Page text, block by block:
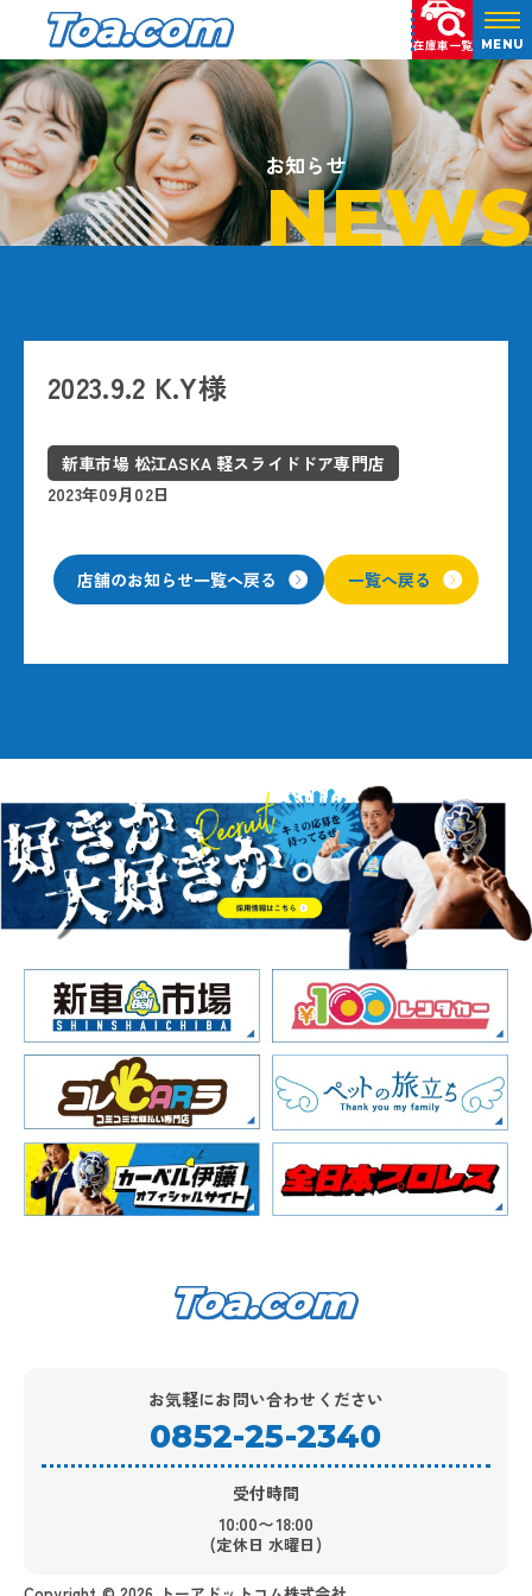
在庫車一覧 MENU
お知らせ
NEWS
2023.9.2 K.Y様
新車市場 松江ASKA 軽スライドドア専門店
2023年09月02日
店舗のお知らせ一覧へ戻る 一覧へ戻る
お気軽にお問い合わせください
0852-25-2340
受付時間
10:00〜18:00
(定休日 水曜日)